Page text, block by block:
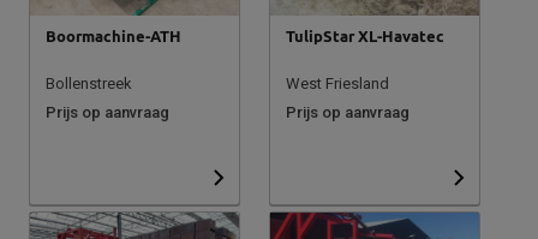
Boormachine-ATH
Bollenstreek
Prijs op aanvraag
TulipStar XL-Havatec
West Friesland
Prijs op aanvraag